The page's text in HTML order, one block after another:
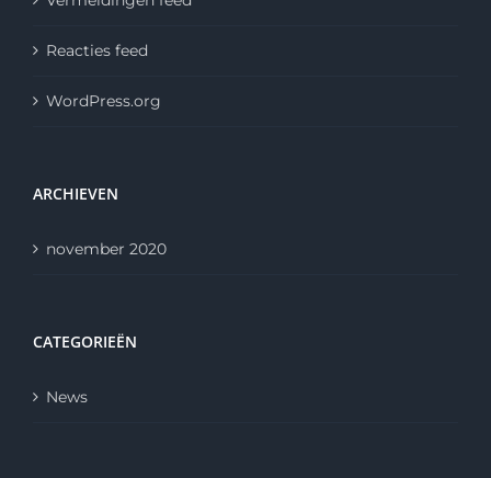
Reacties feed
WordPress.org
ARCHIEVEN
november 2020
CATEGORIEËN
News